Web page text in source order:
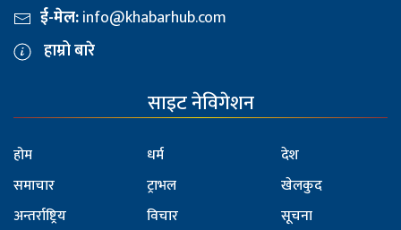
ई-मेल:info@khabarhub.com
हाम्रो बारे
साइट नेविगेशन
होम
समाचार
अन्तर्राष्ट्रिय
धर्म
ट्राभल
विचार
देश
खेलकुद
सूचना